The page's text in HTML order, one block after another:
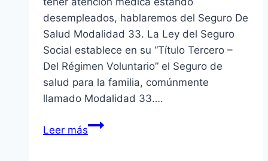
desempleados, hablaremos del Seguro De
Salud Modalidad 33. La Ley del Seguro
Social establece en su “Título Tercero –
Del Régimen Voluntario” el Seguro de
salud para la familia, comúnmente
llamado Modalidad 33….
Leer másSeguro